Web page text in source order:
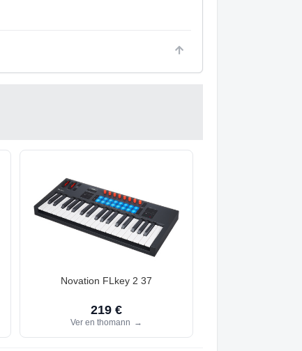
Novation FLkey 2 37
219 €
Ver en thomann →